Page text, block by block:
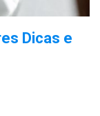
Dicas e